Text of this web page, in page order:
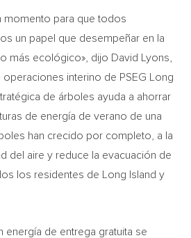
momento para que todos
un papel que desempeñar en la
más ecológico», dijo David Lyons
interino de PSEG Long
de árboles ayuda a ahorrar
de energía de verano de una
han crecido por completo, a la
del aire y reduce la evacuación de
los residentes de
Long Island y
energía de entrega gratuita se